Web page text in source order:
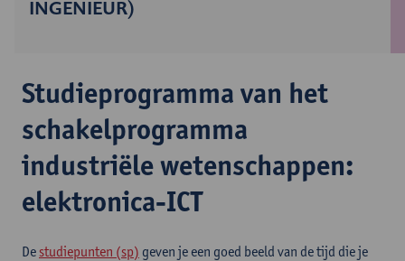
INGENIEUR)
Studieprogramma van het
schakelprogramma
industriële wetenschappen:
elektronica-ICT
De studiepunten (sp) geven je een goed beeld van de tijd die je